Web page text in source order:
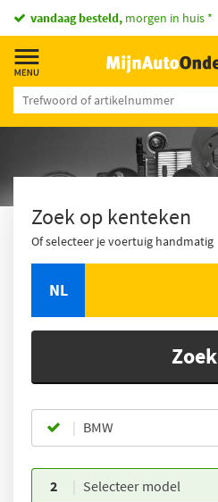
vandaag besteld, morgen in huis *
Zoek op kenteken
Of selecteer je voertuig handmatig
NL
Zoek
BMW
2 Selecteer model